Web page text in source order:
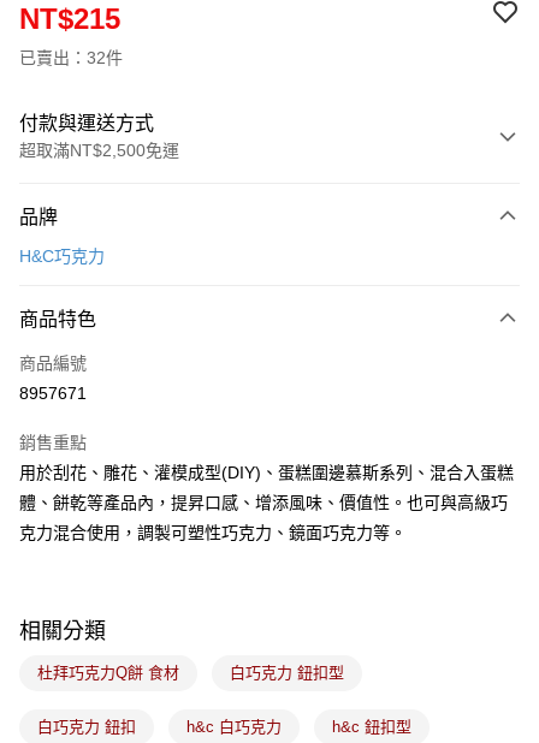
NT$215
已賣出：32件
付款與運送方式
超取滿NT$2,500免運
信用卡一次付款
Apple Pay
悠遊付
全盈+PAY
ATM付款
每筆NT$200，滿NT$2,500(含以上)免運費
黑貓冷藏宅配-(限重20kg以下)
品牌
H&C巧克力
商品特色
商品編號
8957671
銷售重點
用於刮花、雕花、灌模成型(DIY)、蛋糕圍邊慕斯系列、混合入蛋糕
體、餅乾等產品內，提昇口感、增添風味、價值性。也可與高級巧
克力混合使用，調製可塑性巧克力、鏡面巧克力等。
相關分類
杜拜巧克力Q餅 食材 白巧克力 鈕扣型
白巧克力 鈕扣 h&c 白巧克力 h&c 鈕扣型